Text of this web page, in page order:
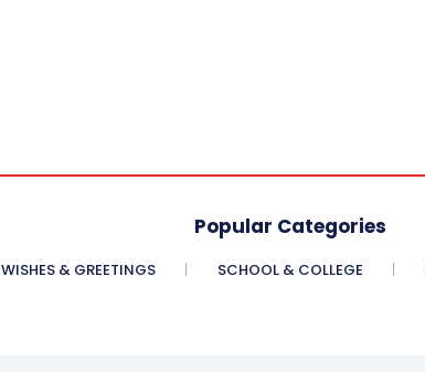
Popular Categories
WISHES & GREETINGS SCHOOL & COLLEGE